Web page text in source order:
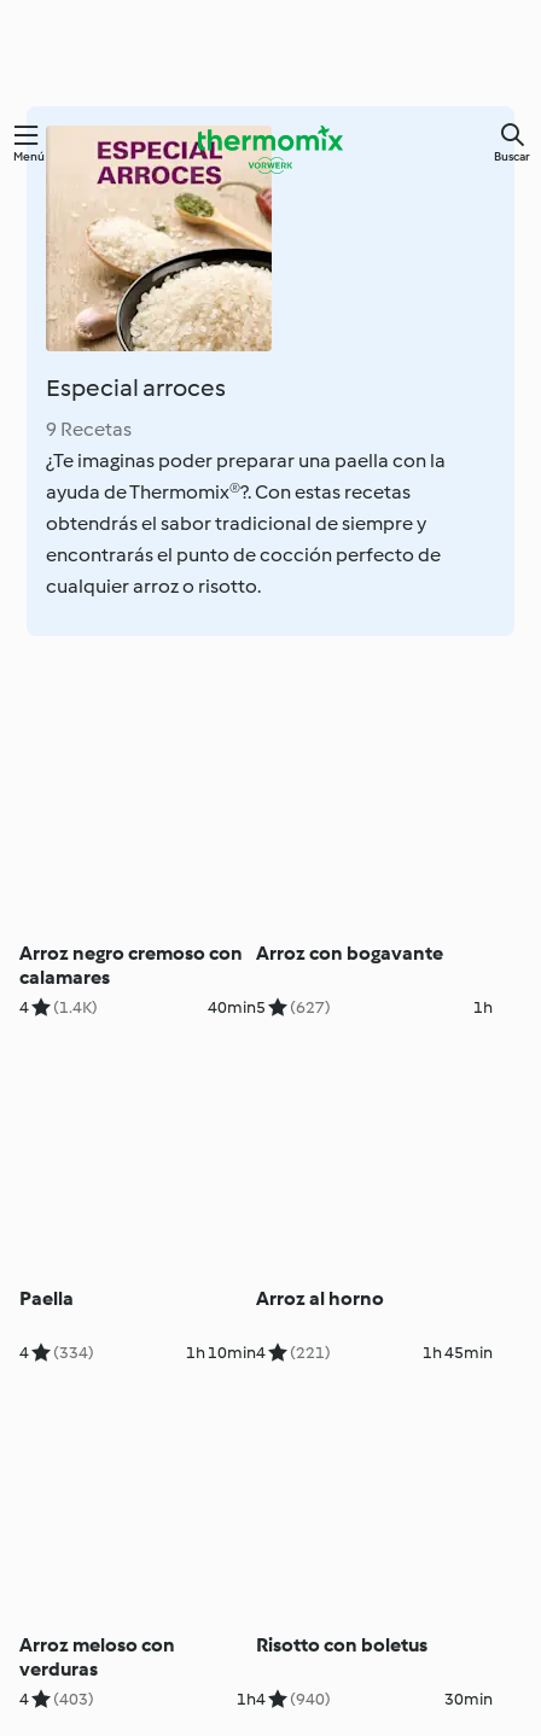
principal
Menú Buscar
Especial arroces
9 Recetas
¿Te imaginas poder preparar una paella con la
ayuda de Thermomix®?. Con estas recetas
obtendrás el sabor tradicional de siempre y
encontrarás el punto de cocción perfecto de
cualquier arroz o risotto.
Arroz negro cremoso con
calamares
4 (1.4K) 40min
Arroz con bogavante
5 (627) 1h
Paella
4 (334) 1h 10min
Arroz al horno
4 (221) 1h 45min
Arroz meloso con
verduras
4 (403) 1h
Risotto con boletus
4 (940) 30min